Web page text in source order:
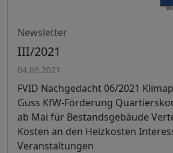
Newsletter
III/2021
04.06.2021
FVID Nachgedacht 06/2021
Guss KfW-Förderung
ab Mai für Bestandsgebäude
Kosten an den Heizkosten
Veranstaltungen